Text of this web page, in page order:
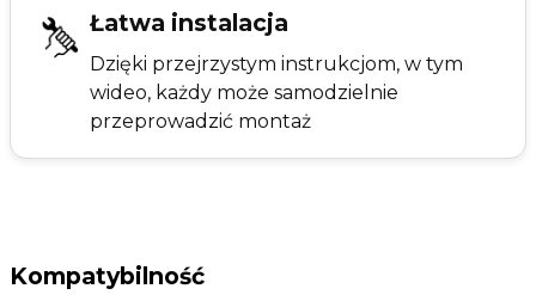
Łatwa instalacja
Dzięki przejrzystym instrukcjom, w tym
wideo, każdy może samodzielnie
przeprowadzić montaż
Kompatybilność